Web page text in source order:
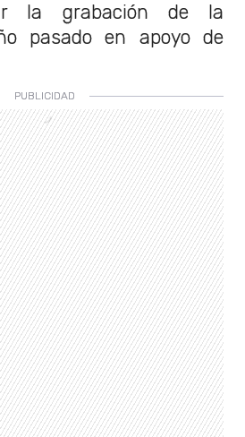
la grabación de la
pasado en apoyo de